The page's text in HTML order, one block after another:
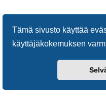
Tämä sivusto käyttää
käyttäjäkokemuksen